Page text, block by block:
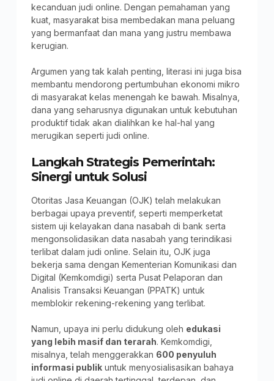
kecanduan judi online. Dengan pemahaman yang
kuat, masyarakat bisa membedakan mana peluang
yang bermanfaat dan mana yang justru membawa
kerugian.
Argumen yang tak kalah penting, literasi ini juga bisa
membantu mendorong pertumbuhan ekonomi mikro
di masyarakat kelas menengah ke bawah. Misalnya,
dana yang seharusnya digunakan untuk kebutuhan
produktif tidak akan dialihkan ke hal-hal yang
merugikan seperti judi online.
Langkah Strategis Pemerintah:
Sinergi untuk Solusi
Otoritas Jasa Keuangan (OJK) telah melakukan
berbagai upaya preventif, seperti memperketat
sistem uji kelayakan dana nasabah di bank serta
mengonsolidasikan data nasabah yang terindikasi
terlibat dalam judi online. Selain itu, OJK juga
bekerja sama dengan Kementerian Komunikasi dan
Digital (Kemkomdigi) serta Pusat Pelaporan dan
Analisis Transaksi Keuangan (PPATK) untuk
memblokir rekening-rekening yang terlibat.
Namun, upaya ini perlu didukung oleh edukasi
yang lebih masif dan terarah. Kemkomdigi,
misalnya, telah menggerakkan 600 penyuluh
informasi publikuntuk menyosialisasikan bahaya